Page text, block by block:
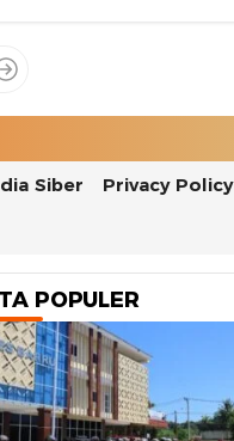
Siber Privacy Policy
POPULER